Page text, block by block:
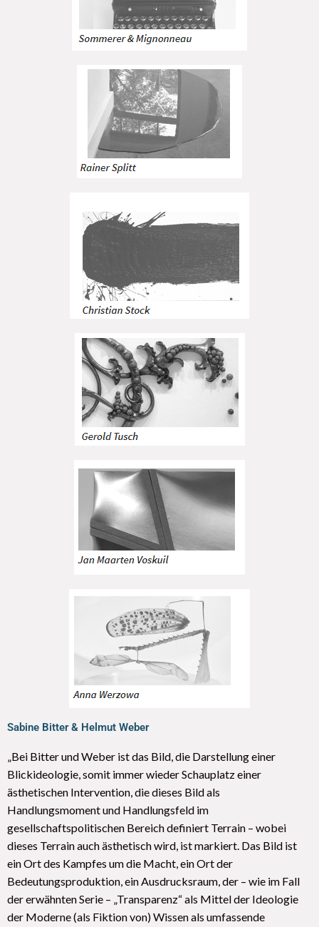
Sabine Bitter & Helmut Weber
„Bei Bitter und Weber ist das Bild, die Darstellung einer
Blickideologie, somit immer wieder Schauplatz einer
ästhetischen Intervention, die dieses Bild als
Handlungsmoment und Handlungsfeld im
gesellschaftspolitischen Bereich definiert Terrain – wobei
dieses Terrain auch ästhetisch wird, ist markiert. Das Bild ist
ein Ort des Kampfes um die Macht, ein Ort der
Bedeutungsproduktion, ein Ausdrucksraum, der – wie im Fall
der erwähnten Serie – „Transparenz“ als Mittel der Ideologie
der Moderne (als Fiktion von) Wissen als umfassende